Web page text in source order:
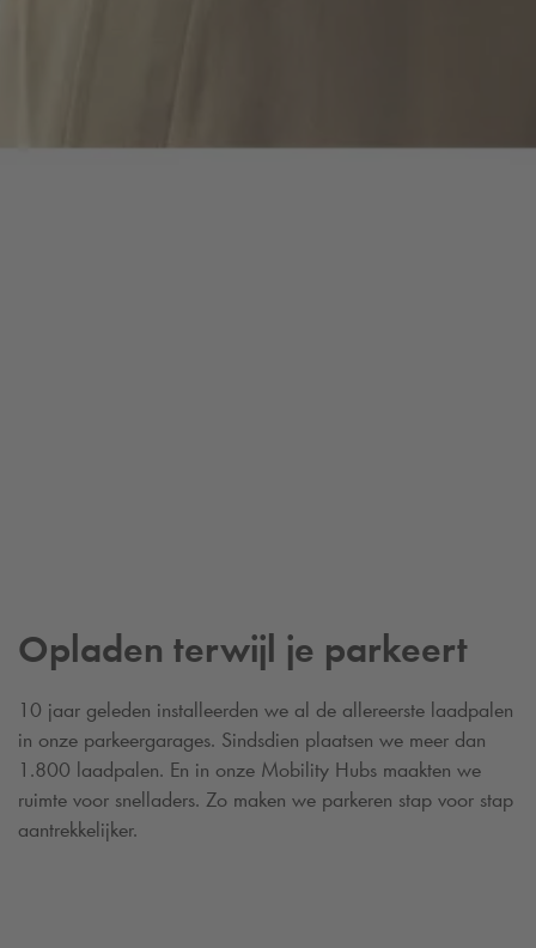
Opladen terwijl je parkeert
10 jaar geleden installeerden we al de allereerste laadpalen
in onze parkeergarages. Sindsdien plaatsen we meer dan
1.800 laadpalen. En in onze Mobility Hubs maakten we
ruimte voor snelladers. Zo maken we parkeren stap voor stap
aantrekkelijker.